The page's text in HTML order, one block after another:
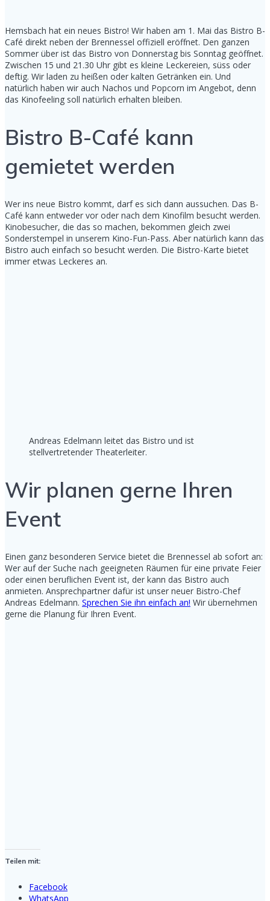
Hemsbach hat ein neues Bistro! Wir haben am 1. Mai das Bistro B-
Café direkt neben der Brennessel offiziell eröffnet. Den ganzen
Sommer über ist das Bistro von Donnerstag bis Sonntag geöffnet.
Zwischen 15 und 21.30 Uhr gibt es kleine Leckereien, süss oder
deftig. Wir laden zu heißen oder kalten Getränken ein. Und
natürlich haben wir auch Nachos und Popcorn im Angebot, denn
das Kinofeeling soll natürlich erhalten bleiben.
Bistro B-Café kann
gemietet werden
Wer ins neue Bistro kommt, darf es sich dann aussuchen. Das B-
Café kann entweder vor oder nach dem Kinofilm besucht werden.
Kinobesucher, die das so machen, bekommen gleich zwei
Sonderstempel in unserem Kino-Fun-Pass. Aber natürlich kann das
Bistro auch einfach so besucht werden. Die Bistro-Karte bietet
immer etwas Leckeres an.
Andreas Edelmann leitet das Bistro und ist
stellvertretender Theaterleiter.
Wir planen gerne Ihren
Event
Einen ganz besonderen Service bietet die Brennessel ab sofort an:
Wer auf der Suche nach geeigneten Räumen für eine private Feier
oder einen beruflichen Event ist, der kann das Bistro auch
anmieten. Ansprechpartner dafür ist unser neuer Bistro-Chef
Andreas Edelmann. Sprechen Sie ihn einfach an! Wir übernehmen
gerne die Planung für Ihren Event.
Teilen mit:
Facebook
WhatsApp